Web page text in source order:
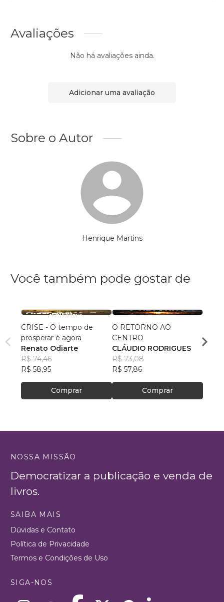
Avaliações
Não há avaliações ainda.
Adicionar uma avaliação
Sobre o Autor
Henrique Martins
Você também pode gostar de
CRISE - O tempo de
prosperar é agora
Renato Odiarte
R$ 74,46
R$ 58,95
Comprar
O RETORNO AO
CENTRO
CLÁUDIO RODRIGUES
R$ 73,08
R$ 57,86
Comprar
na
NOSSA MISSÃO
Democratizar a publicação e venda de
livros.
SAIBA MAIS
Dúvidas e Contato
Política de Privacidade
Termos e Condições de Uso
SIGA-NOS